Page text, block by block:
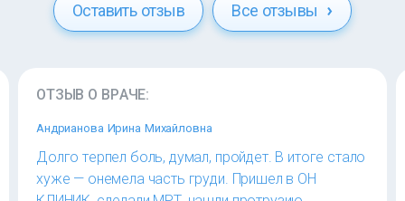
Оставить отзыв Все отзывы
ОТЗЫВ О ВРАЧЕ:
Андрианова Ирина Михайловна
Долго терпел боль, думал, пройдет. В итоге стало
хуже — онемела часть груди. Пришел в ОН